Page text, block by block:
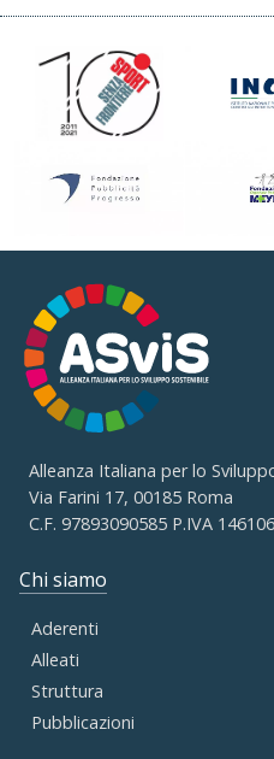
Alleanza Italiana per lo
Via Farini 17, 00185 Roma
C.F. 97893090585 P.IVA
Chi siamo
Aderenti
Alleati
Struttura
Pubblicazioni